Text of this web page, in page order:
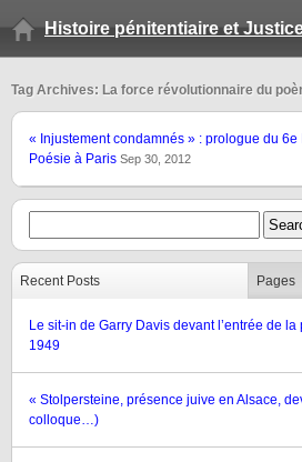
Histoire pénitentiaire et
Tag Archives: La force révolutionnaire du
« Injustement condamnés » : prologue du
Poésie à Paris Sep 30, 2012
Recent Posts Pages
Le sit-in de Garry Davis devant l’entrée de
1949
« Stolpersteine, présence juive en Alsace,
colloque…)